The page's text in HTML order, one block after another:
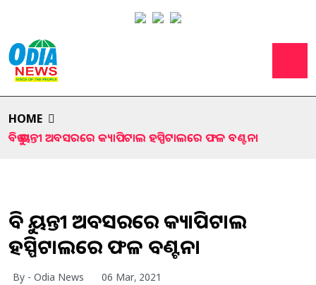
HOME
ବିଜୁ ଜୟନ୍ତୀ ଅବସରରେ କ୍ୟାପିଟାଲ ହସ୍ପିଟାଲରେ ଫଳ ବଣ୍ଟନ।
ବିଜୁ ଜୟନ୍ତୀ ଅବସରରେ କ୍ୟାପିଟାଲ
ହସ୍ପିଟାଲରେ ଫଳ ବଣ୍ଟନ।
By - Odia News 06 Mar, 2021